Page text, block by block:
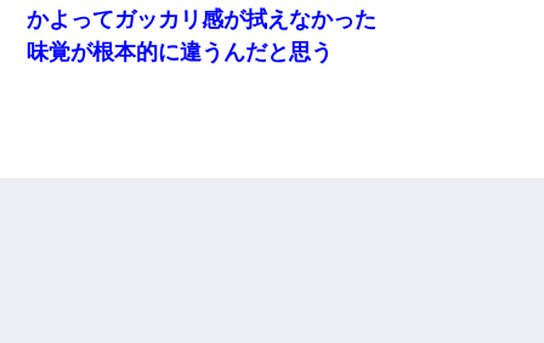
かよってガッカリ感が拭えなかった
味覚が根本的に違うんだと思う